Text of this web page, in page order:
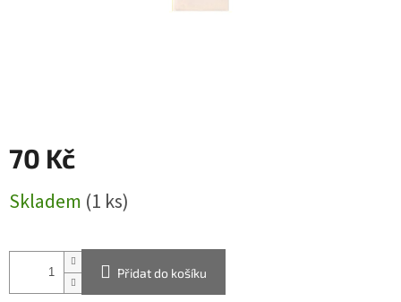
70 Kč
cena:
Skladem (1 ks)
Přidat do košíku